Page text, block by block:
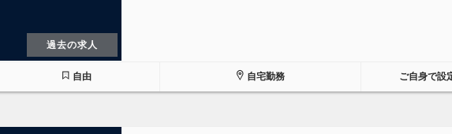
過去の求人
自由 自宅勤務 ご自身で設